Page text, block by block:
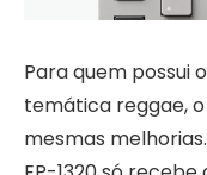
Para quem possui
temática reggae, o
mesmas